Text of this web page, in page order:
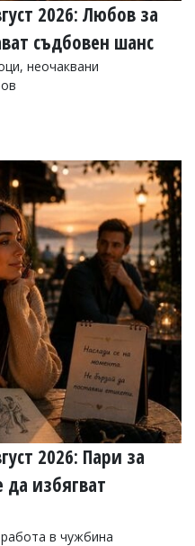
2026: Любов за
съдбовен шанс
неочаквани
2026: Пари за
избягват
в чужбина